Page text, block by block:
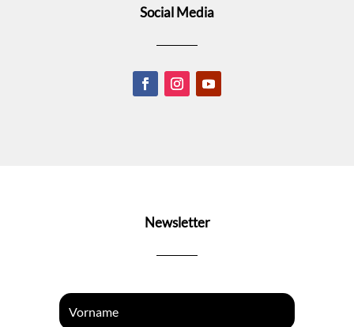
Social Media
Newsletter